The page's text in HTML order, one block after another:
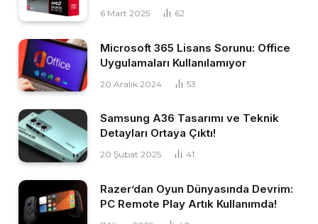
6 Mart 2025 62
Microsoft 365 Lisans Sorunu: Office
Uygulamaları Kullanılamıyor
20 Aralık 2024 53
Samsung A36 Tasarımı ve Teknik
Detayları Ortaya Çıktı!
20 Şubat 2025 41
Razer’dan Oyun Dünyasında Devrim:
PC Remote Play Artık Kullanımda!